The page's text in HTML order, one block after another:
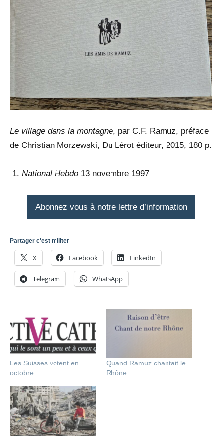
Le village dans la montagne, par C.F. Ramuz, préface
de Christian Morzewski, Du Lérot éditeur, 2015, 180 p.
National Hebdo 13 novembre 1997
Abonnez vous à notre lettre d’information
Partager c'est militer
X Facebook LinkedIn
Telegram WhatsApp
Les Suisses votent en
octobre
Quand Ramuz chantait le
Rhône